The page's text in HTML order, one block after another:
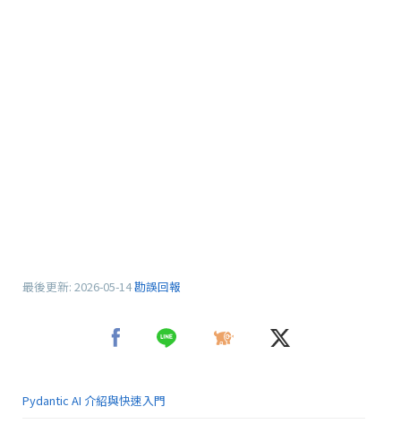
最後更新: 2026-05-14勘誤回報
Pydantic AI 介紹與快速入門